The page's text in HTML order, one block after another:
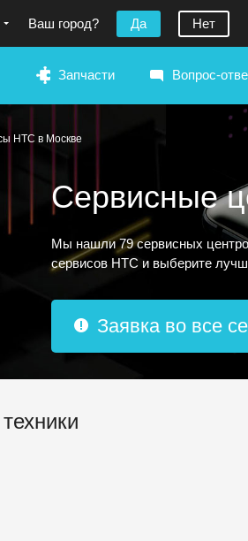
Ваш город? Да Нет
Запчасти Вопрос-
HTC в Москве
Сервисные
Мы нашли 79 сервисных
сервисов HTC и выберите
Заявка во все